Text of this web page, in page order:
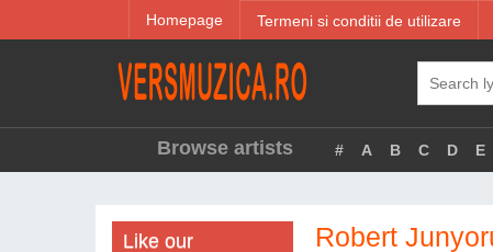
Homepage Termeni si conditii de utilizare
Browse artists # A B C D E
Like our
Robert